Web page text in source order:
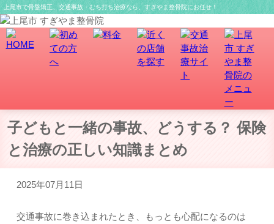
上尾市で骨盤矯正、交通事故・むち打ち治療なら、すぎやま整骨院にお任せ！
子どもと一緒の事故、どうする？ 保険
と治療の正しい知識まとめ
2025年07月11日
交通事故に巻き込まれたとき、もっとも心配になるのは